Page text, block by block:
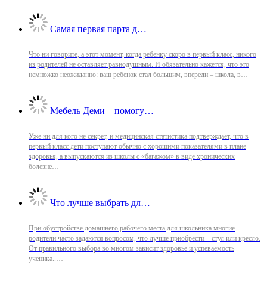
Самая первая парта д…
Что ни говорите, а этот момент, когда ребенку скоро в первый класс, никого
из родителей не оставляет равнодушным. И обязательно кажется, что это
немножко неожиданно: ваш ребенок стал большим, впереди – школа, в…
Мебель Деми – помогу…
Уже ни для кого не секрет, и медицинская статистика подтверждает, что в
первый класс дети поступают обычно с хорошими показателями в плане
здоровья, а выпускаются из школы с «багажом» в виде хронических
болезне…
Что лучше выбрать дл…
При обустройстве домашнего рабочего места для школьника многие
родители часто задаются вопросом, что лучше приобрести – стул или кресло.
От правильного выбора во многом зависит здоровье и успеваемость
ученика..…